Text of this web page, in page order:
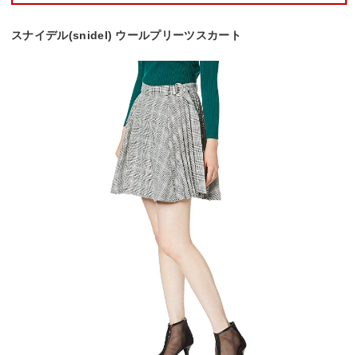
スナイデル(snidel) ウールプリーツスカート